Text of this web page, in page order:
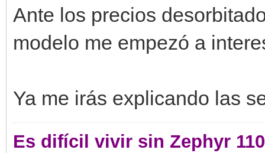
Ante los precios
modelo me empezó a
Ya me irás explicando las
Es difícil vivir sin Zephyr